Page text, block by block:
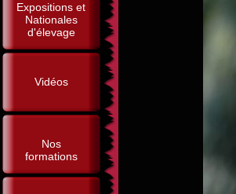
Expositions et
Nationales
d'élevage
Vidéos
Nos
formations